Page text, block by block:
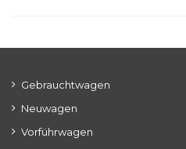
Gebrauchtwagen
Neuwagen
Vorführwagen